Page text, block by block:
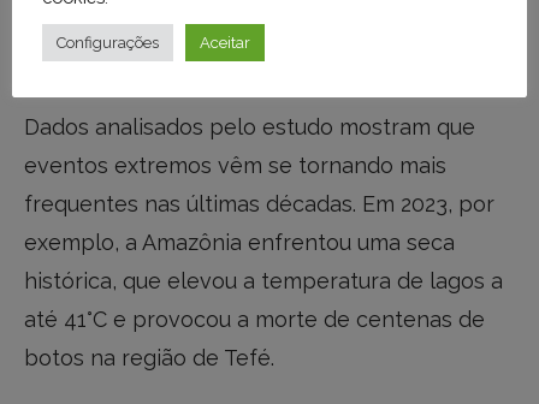
de chuvas da Bacia Amazônica.
Dados analisados pelo estudo mostram que
eventos extremos vêm se tornando mais
frequentes nas últimas décadas. Em 2023, por
exemplo, a Amazônia enfrentou uma seca
histórica, que elevou a temperatura de lagos a
até 41°C e provocou a morte de centenas de
botos na região de Tefé.
Configurações Aceitar